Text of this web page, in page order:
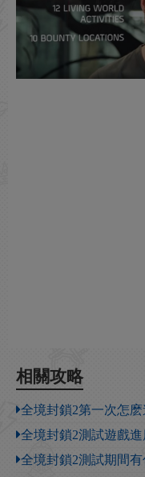
相關攻略
全境封鎖2第一次怎
全境封鎖2測試遊戲
全境封鎖2測試期間